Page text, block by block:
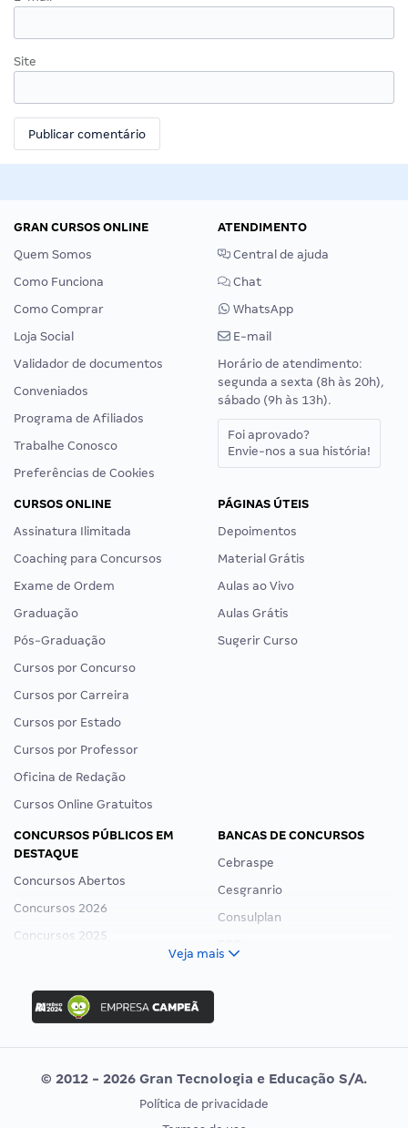
Site
GRAN CURSOS ONLINE
Quem Somos
Como Funciona
Como Comprar
Loja Social
Validador de documentos
Conveniados
Programa de Afiliados
Trabalhe Conosco
Preferências de Cookies
ATENDIMENTO
Central de ajuda
Chat
WhatsApp
E-mail
Horário de atendimento:
segunda a sexta (8h às 20h),
sábado (9h às 13h).
Foi aprovado?
Envie-nos a sua história!
CURSOS ONLINE
Assinatura Ilimitada
Coaching para Concursos
Exame de Ordem
Graduação
Pós-Graduação
Cursos por Concurso
Cursos por Carreira
Cursos por Estado
Cursos por Professor
Oficina de Redação
Cursos Online Gratuitos
PÁGINAS ÚTEIS
Depoimentos
Material Grátis
Aulas ao Vivo
Aulas Grátis
Sugerir Curso
CONCURSOS PÚBLICOS EM
DESTAQUE
Concursos Abertos
Concursos 2026
Concursos 2025
Concurso Ibama
Concurso MPU
Editais publicados
BANCAS DE CONCURSOS
Cebraspe
Cesgranrio
Consulplan
Vunesp
CONCURSOS POR PROFISSÃO EXAME DE ORDEM
Veja mais
© 2012 - 2026 Gran Tecnologia e Educação S/A.
Política de privacidade